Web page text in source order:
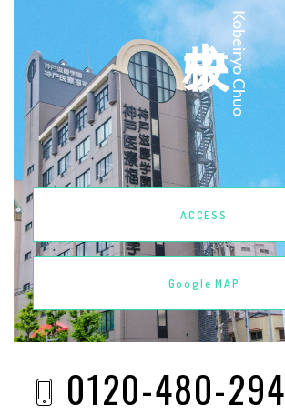
Kobeiryo Chuo
ACCESS
Google MAP
0120-480-294